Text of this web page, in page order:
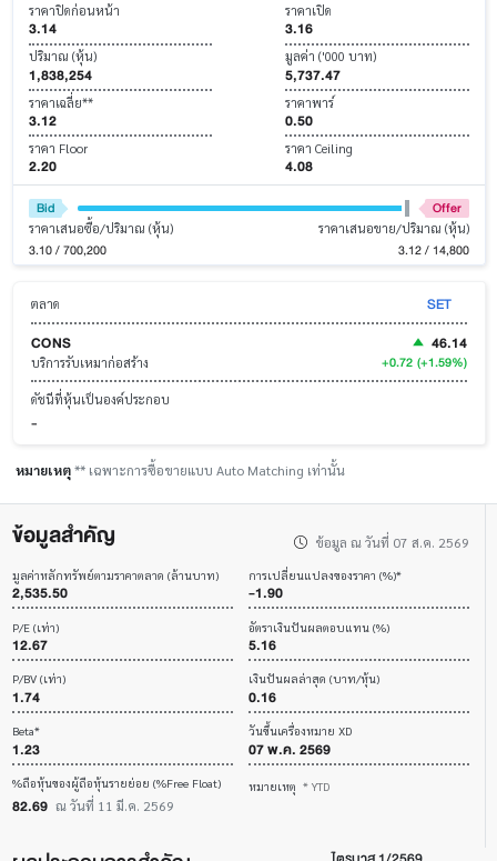
ราคาปิดก่อนหน้า
3.14
ราคาเปิด
3.16
ปริมาณ (หุ้น)
1,838,254
มูลค่า ('000 บาท)
5,737.47
ราคาเฉลี่ย**
3.12
ราคาพาร์
0.50
ราคา Floor
2.20
ราคา Ceiling
4.08
Bid Offer
ราคาเสนอซื้อ/ปริมาณ (หุ้น)
3.10 / 700,200
ราคาเสนอขาย/ปริมาณ (หุ้น)
3.12 / 14,800
ตลาด
SET
CONS
บริการรับเหมาก่อสร้าง
46.14
+0.72 (+1.59%)
ดัชนีที่หุ้นเป็นองค์ประกอบ
-
หมายเหตุ** เฉพาะการซื้อขายแบบ Auto Matching เท่านั้น
ข้อมูลสำคัญ ข้อมูล ณ วันที่ 07 ส.ค. 2569
มูลค่าหลักทรัพย์ตามราคาตลาด (ล้านบาท)
2,535.50
การเปลี่ยนแปลงของราคา (%)*
-1.90
P/E (เท่า)
12.67
อัตราเงินปันผลตอบแทน (%)
5.16
P/BV (เท่า)
1.74
เงินปันผลล่าสุด (บาท/หุ้น)
0.16
Beta*
1.23
วันขึ้นเครื่องหมาย XD
07 พ.ค. 2569
%ถือหุ้นของผู้ถือหุ้นรายย่อย (%Free Float)
82.69 ณ วันที่ 11 มี.ค. 2569
หมายเหตุ * YTD